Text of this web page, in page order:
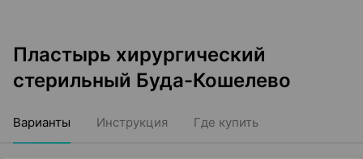
Пластырь хирургический
стерильный Буда-Кошелево
Варианты Инструкция Где купить